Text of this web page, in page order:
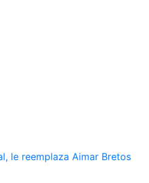
le reemplaza Aimar Bretos